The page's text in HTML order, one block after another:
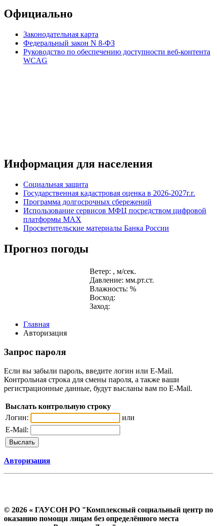
Официально
Законодательная карта
Федеральный закон N 8-ФЗ
Руководство по обеспечению доступности веб-контента
WCAG
Информация для населения
Социальная защита
Государственная кадастровая оценка в 2026-2027г.г.
Программа долгосрочных сбережений
Использование сервисов МФЦ посредством цифровой
платформы MAX
Просветительские материалы Банка России
Прогноз погоды
Ветер: , м/сек.
Давление: мм.рт.ст.
Влажность: %
Восход:
Заход:
Главная
Авторизация
Запрос пароля
Если вы забыли пароль, введите логин или E-Mail.
Контрольная строка для смены пароля, а также ваши
регистрационные данные, будут высланы вам по E-Mail.
Выслать контрольную строку
Логин:
или
E-Mail:
Авторизация
© 2026 « ГАУСОН РО "Комплексный социальный центр по
оказанию помощи лицам без определённого места